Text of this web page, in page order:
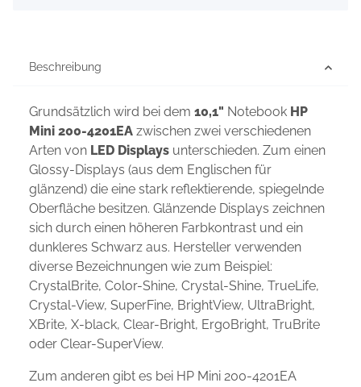
Beschreibung
Grundsätzlich wird bei dem 10,1" Notebook HP
Mini 200-4201EA zwischen zwei verschiedenen
Arten von LED Displays unterschieden. Zum einen
Glossy-Displays (aus dem Englischen für
glänzend) die eine stark reflektierende, spiegelnde
Oberfläche besitzen. Glänzende Displays zeichnen
sich durch einen höheren Farbkontrast und ein
dunkleres Schwarz aus. Hersteller verwenden
diverse Bezeichnungen wie zum Beispiel:
CrystalBrite, Color-Shine, Crystal-Shine, TrueLife,
Crystal-View, SuperFine, BrightView, UltraBright,
XBrite, X-black, Clear-Bright, ErgoBright, TruBrite
oder Clear-SuperView.
Zum anderen gibt es bei HP Mini 200-4201EA